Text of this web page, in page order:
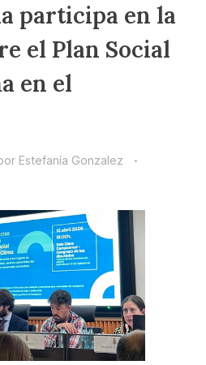
participa en la
el Plan Social
en el
Estefanía Gonzalez